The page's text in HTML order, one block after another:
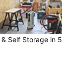
Self Storage in 5